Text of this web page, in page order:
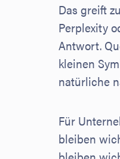
Das greift
Perplexity
Antwort.
kleinen
natürliche
Für
bleiben